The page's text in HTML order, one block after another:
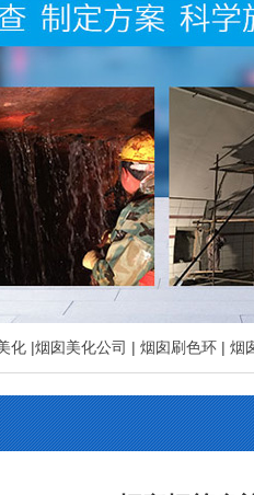
化 |烟囱美化公司 | 烟囱刷色环 | 烟